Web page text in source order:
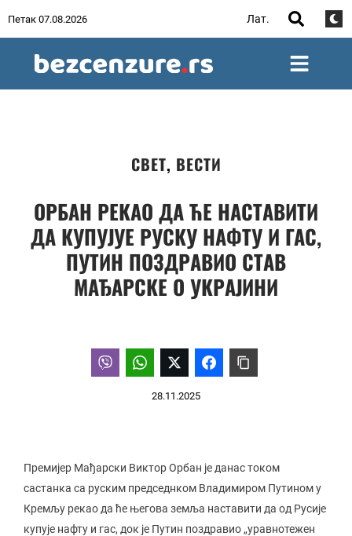
Петак 07.08.2026 Лат.
СВЕТ, ВЕСТИ
ОРБАН РЕКАО ДА ЋЕ НАСТАВИТИ
ДА КУПУЈУЕ РУСКУ НАФТУ И ГАС,
ПУТИН ПОЗДРАВИО СТАВ
МАЂАРСКЕ О УКРАЈИНИ
28.11.2025
Премијер Мађарски Виктор Орбан је данас током
састанка са руским председнком Владимиром Путином у
Кремљу рекао да ће његова земља наставити да од Русије
купује нафту и гас, док је Путин поздравио „уравнотежен